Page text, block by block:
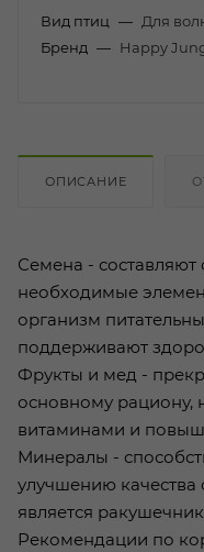
Вид птиц — Для
Бренд — Happy
ОПИСАНИЕ
Семена - составляют
необходимые
организм
поддерживают
Фрукты и мед -
основному рациону,
витаминами и
Минералы -
улучшению
является
Рекомендации по